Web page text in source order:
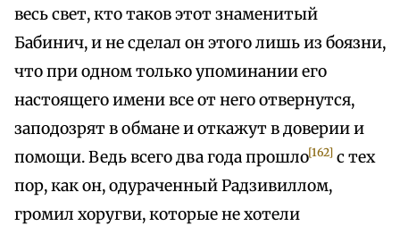
весь свет, кто таков этот знаменитый
Бабинич, и не сделал он этого лишь из боязни,
что при одном только упоминании его
настоящего имени все от него отвернутся,
заподозрят в обмане и откажут в доверии и
помощи. Ведь всего два года прошло[162] с тех
пор, как он, одураченный Радзивиллом,
громил хоругви, которые не хотели